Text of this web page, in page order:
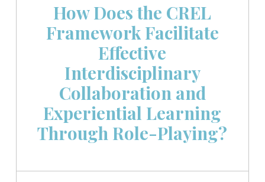
How Does the CREL
Framework Facilitate
Effective
Interdisciplinary
Collaboration and
Experiential Learning
Through Role-Playing?